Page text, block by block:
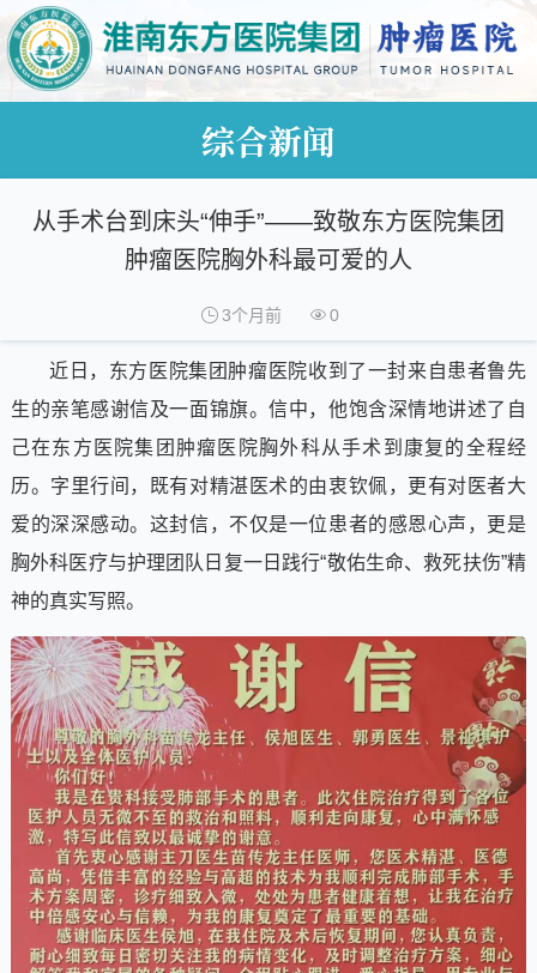
综合新闻
从手术台到床头“伸手”——致敬东方医院集团
肿瘤医院胸外科最可爱的人
3个月前 0
近日，东方医院集团肿瘤医院收到了一封来自患者鲁先
生的亲笔感谢信及一面锦旗。信中，他饱含深情地讲述了自
己在东方医院集团肿瘤医院胸外科从手术到康复的全程经
历。字里行间，既有对精湛医术的由衷钦佩，更有对医者大
爱的深深感动。这封信，不仅是一位患者的感恩心声，更是
胸外科医疗与护理团队日复一日践行“敬佑生命、救死扶伤”精
神的真实写照。